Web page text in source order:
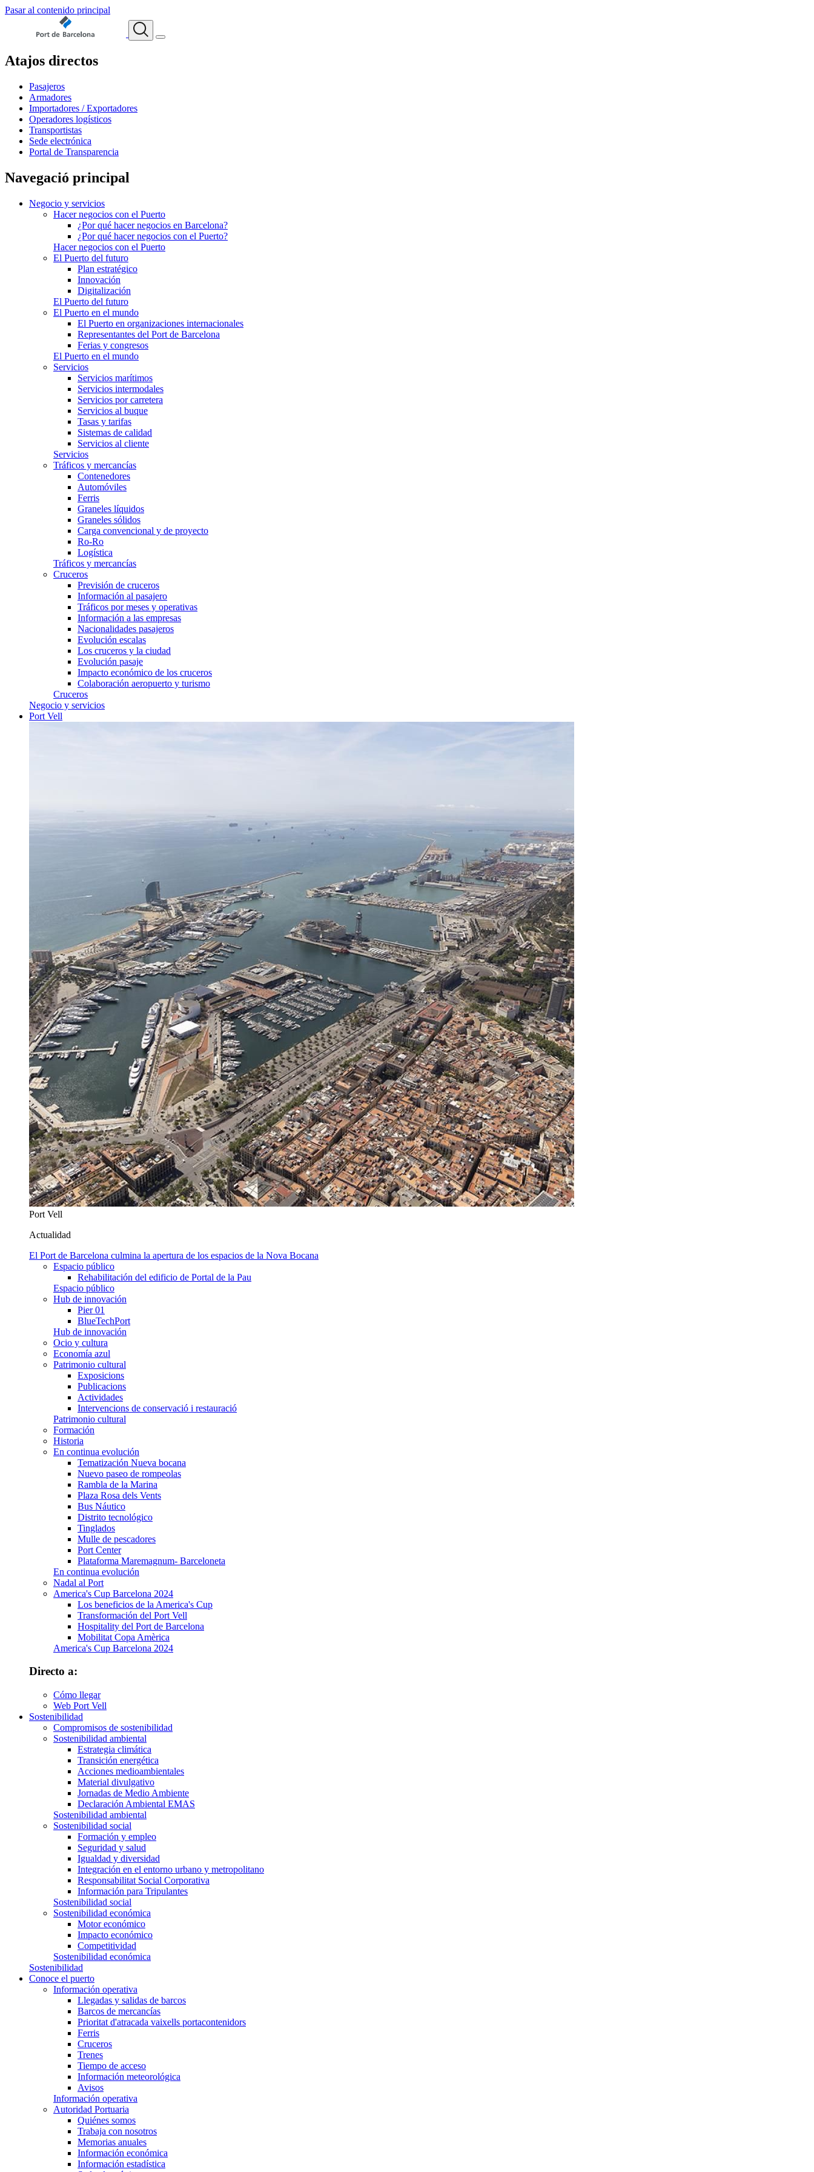
Pasar al contenido principal
Atajos directos
Pasajeros
Armadores
Importadores / Exportadores
Operadores logísticos
Transportistas
Sede electrónica
Portal de Transparencia
Navegació principal
Negocio y servicios
Hacer negocios con el Puerto
¿Por qué hacer negocios en Barcelona?
¿Por qué hacer negocios con el Puerto?
Hacer negocios con el Puerto
El Puerto del futuro
Plan estratégico
Innovación
Digitalización
El Puerto del futuro
El Puerto en el mundo
El Puerto en organizaciones internacionales
Representantes del Port de Barcelona
Ferias y congresos
El Puerto en el mundo
Servicios
Servicios marítimos
Servicios intermodales
Servicios por carretera
Servicios al buque
Tasas y tarifas
Sistemas de calidad
Servicios al cliente
Servicios
Tráficos y mercancías
Contenedores
Automóviles
Ferris
Graneles líquidos
Graneles sólidos
Carga convencional y de proyecto
Ro-Ro
Logística
Tráficos y mercancías
Cruceros
Previsión de cruceros
Información al pasajero
Tráficos por meses y operativas
Información a las empresas
Nacionalidades pasajeros
Evolución escalas
Los cruceros y la ciudad
Evolución pasaje
Impacto económico de los cruceros
Colaboración aeropuerto y turismo
Cruceros
Negocio y servicios
Port Vell
Port Vell
Actualidad
El Port de Barcelona culmina la apertura de los espacios de la Nova Bocana
Espacio público
Rehabilitación del edificio de Portal de la Pau
Espacio público
Hub de innovación
Pier 01
BlueTechPort
Hub de innovación
Ocio y cultura
Economía azul
Patrimonio cultural
Exposicions
Publicacions
Actividades
Intervencions de conservació i restauració
Patrimonio cultural
Formación
Historia
En continua evolución
Tematización Nueva bocana
Nuevo paseo de rompeolas
Rambla de la Marina
Plaza Rosa dels Vents
Bus Náutico
Distrito tecnológico
Tinglados
Mulle de pescadores
Port Center
Plataforma Maremagnum- Barceloneta
En continua evolución
Nadal al Port
America's Cup Barcelona 2024
Los beneficios de la America's Cup
Transformación del Port Vell
Hospitality del Port de Barcelona
Mobilitat Copa Amèrica
America's Cup Barcelona 2024
Directo a:
Cómo llegar
Web Port Vell
Sostenibilidad
Compromisos de sostenibilidad
Sostenibilidad ambiental
Estrategia climática
Transición energética
Acciones medioambientales
Material divulgativo
Jornadas de Medio Ambiente
Declaración Ambiental EMAS
Sostenibilidad ambiental
Sostenibilidad social
Formación y empleo
Seguridad y salud
Igualdad y diversidad
Integración en el entorno urbano y metropolitano
Responsabilitat Social Corporativa
Información para Tripulantes
Sostenibilidad social
Sostenibilidad económica
Motor económico
Impacto económico
Competitividad
Sostenibilidad económica
Sostenibilidad
Conoce el puerto
Información operativa
Llegadas y salidas de barcos
Barcos de mercancías
Prioritat d'atracada vaixells portacontenidors
Ferris
Cruceros
Trenes
Tiempo de acceso
Información meteorológica
Avisos
Información operativa
Autoridad Portuaria
Quiénes somos
Trabaja con nosotros
Memorias anuales
Información económica
Información estadística